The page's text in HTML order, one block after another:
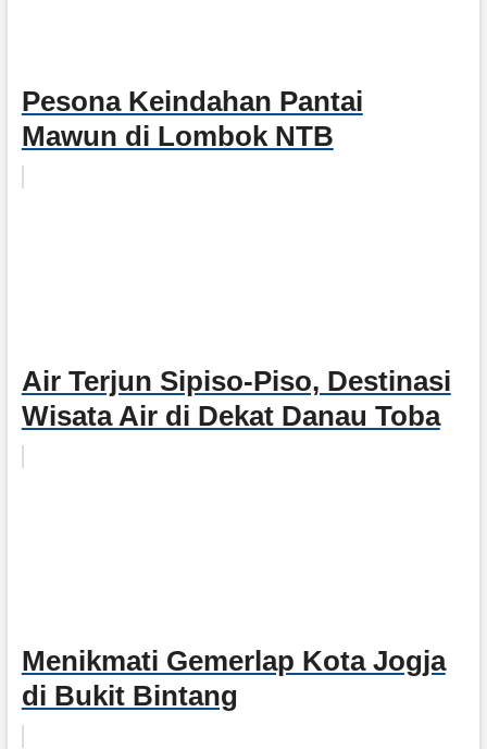
Pesona Keindahan Pantai
Mawun di Lombok NTB
Air Terjun Sipiso-Piso, Destinasi
Wisata Air di Dekat Danau Toba
Menikmati Gemerlap Kota Jogja
di Bukit Bintang